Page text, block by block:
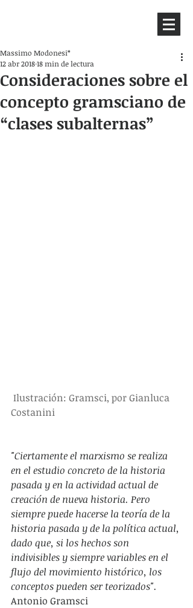
Consideraciones sobre el
concepto gramsciano de
“clases subalternas”
Massimo Modonesi*
12 abr 201818 min de lectura
Ilustración: Gramsci, por Gianluca
Costanini
"Ciertamente el marxismo se realiza
en el estudio concreto de la historia
pasada y en la actividad actual de
creación de nueva historia. Pero
siempre puede hacerse la teoría de la
historia pasada y de la política actual,
dado que, si los hechos son
indivisibles y siempre variables en el
flujo del movimiento histórico, los
conceptos pueden ser teorizados".
Antonio Gramsci